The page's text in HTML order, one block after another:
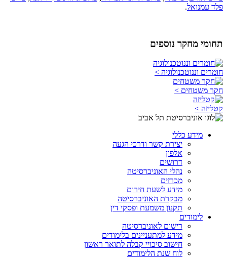
פלד עמנואל.
תחומי מחקר נוספים
חומרים וננוטכנולוגיה >
חקר משטחים >
קטליזה >
מידע כללי
יצירת קשר ודרכי הגעה
אלפון
דרושים
נהלי האוניברסיטה
מכרזים
מידע לשעת חירום
מבקרת האוניברסיטה
תקנון משמעת ופסקי דין
לימודים
רישום לאוניברסיטה
מידע למתעניינים בלימודים
חישוב סיכויי קבלה לתואר ראשון
לוח שנת הלימודים